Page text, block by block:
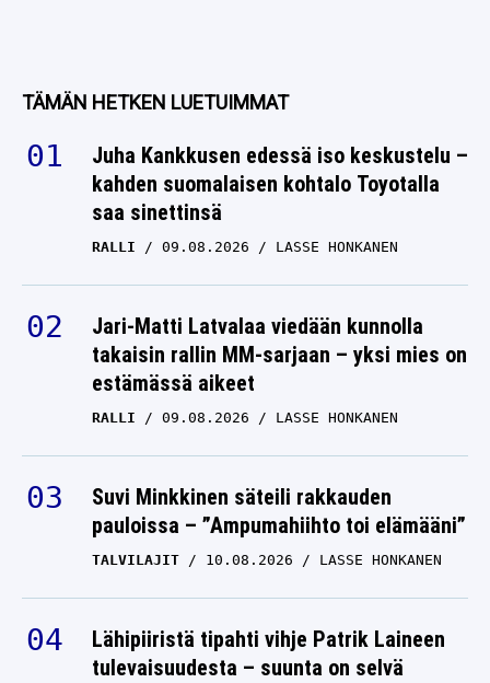
kahden suomalaisen kohtalo Toyotalla
saa sinettinsä
RALLI 09.08.2026
Jari-Matti Latvalaa viedään kunnolla
takaisin rallin MM-sarjaan – yksi mies on
estämässä aikeet
RALLI 09.08.2026
Suvi Minkkinen säteili rakkauden
pauloissa – ”Ampumahiihto toi elämääni”
TALVILAJIT 10.08.2026 LASSE HONKANEN
Lähipiiristä tipahti vihje Patrik Laineen
tulevaisuudesta – suunta on selvä
JÄÄKIEKKO 09.08.2026 LASSE HONKANEN